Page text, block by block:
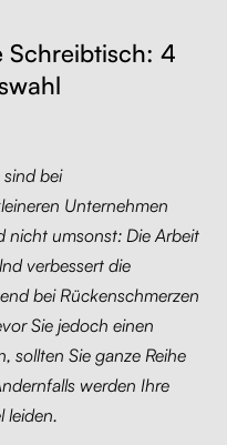
Maß
Schreibtisch: 4
bei
Unternehmen
nicht umsonst: Die Arbeit
verbessert die
bei Rückenschmerzen
Sie jedoch einen
sollten Sie ganze Reihe
werden Ihre
leiden.